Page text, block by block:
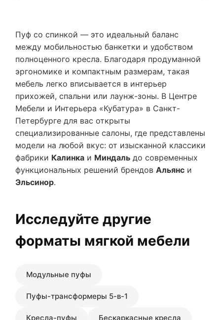
Пуф со спинкой — это идеальный баланс
между мобильностью банкетки и удобством
полноценного кресла. Благодаря продуманной
эргономике и компактным размерам, такая
мебель легко вписывается в интерьер
прихожей, спальни или лаунж-зоны. В Центре
Мебели и Интерьера «Кубатура» в Санкт-
Петербурге для вас открыты
специализированные салоны, где представлены
модели на любой вкус: от изысканной классики
фабрики Калинка и Миндаль до современных
функциональных решений брендов Альянс и
Эльсинор.
Исследуйте другие
форматы мягкой мебели
Модульные пуфы
Пуфы-трансформеры 5-в-1
Кресла-пуфы Бескаркасные кресла